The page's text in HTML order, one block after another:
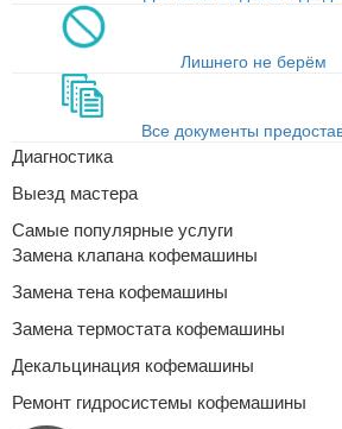
Лишнего не берём
Все документы
Диагностика
Выезд мастера
Самые популярные услуги
Замена клапана кофемашины
Замена тена кофемашины
Замена термостата кофемашины
Декальцинация кофемашины
Ремонт гидросистемы кофемашины